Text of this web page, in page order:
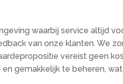
waarbij service altijd
van onze klanten. We
vereist geen
gemakkelijk te beheren,